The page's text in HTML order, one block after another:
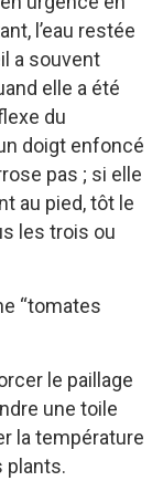
l’eau restée
a souvent
elle a été
du
doigt enfoncé
pas ; si elle
au pied, tôt le
les trois ou
“tomates
le paillage
une toile
la température
plants.